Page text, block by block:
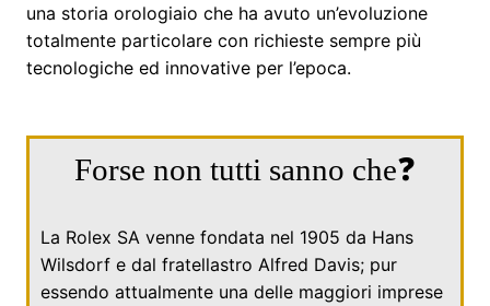
una storia orologiaio che ha avuto un’evoluzione
totalmente particolare con richieste sempre più
tecnologiche ed innovative per l’epoca.
Forse non tutti sanno che❓
La Rolex SA venne fondata nel 1905 da Hans
Wilsdorf e dal fratellastro Alfred Davis; pur
essendo attualmente una delle maggiori imprese